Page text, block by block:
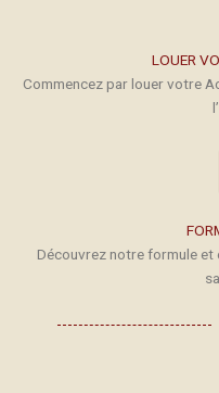
LOUER
Commencez par louer votre
Découvrez notre formule